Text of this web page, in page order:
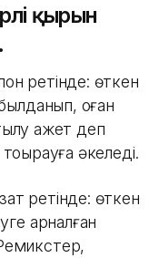
қырын
ретінде: өткен
оған
қажет деп
әкеледі.
ретінде: өткен
арналған